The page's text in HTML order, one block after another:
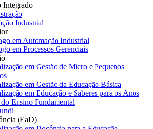
Integrado
Industrial
em Automação Industrial
em Processos Gerenciais
em Gestão de Micro e Pequenos
em Gestão da Educação Básica
em Educação e Saberes para os Anos
Ensino Fundamental
(EaD)